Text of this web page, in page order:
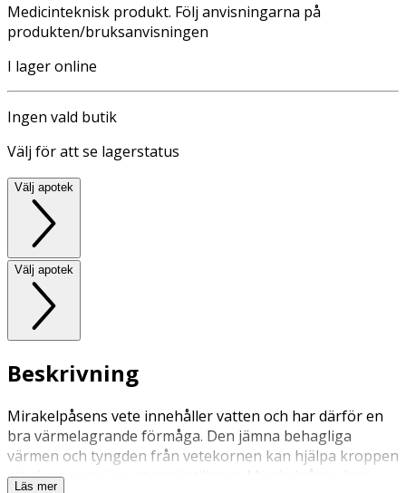
Medicinteknisk produkt. Följ anvisningarna på
produkten/bruksanvisningen
I lager online
Ingen vald butik
Välj för att se lagerstatus
Välj apotek
Välj apotek
Beskrivning
Mirakelpåsens vete innehåller vatten och har därför en
bra värmelagrande förmåga. Den jämna behagliga
värmen och tyngden från vetekornen kan hjälpa kroppen
att slappna av i en stressig tillvaro. Mirakelpåsen kan
Läs mer